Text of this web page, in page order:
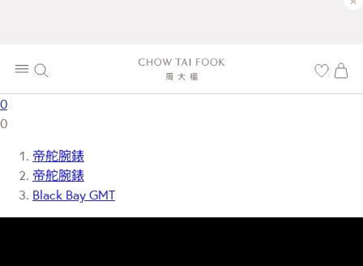
0
0
帝舵腕錶
帝舵腕錶
Black Bay GMT